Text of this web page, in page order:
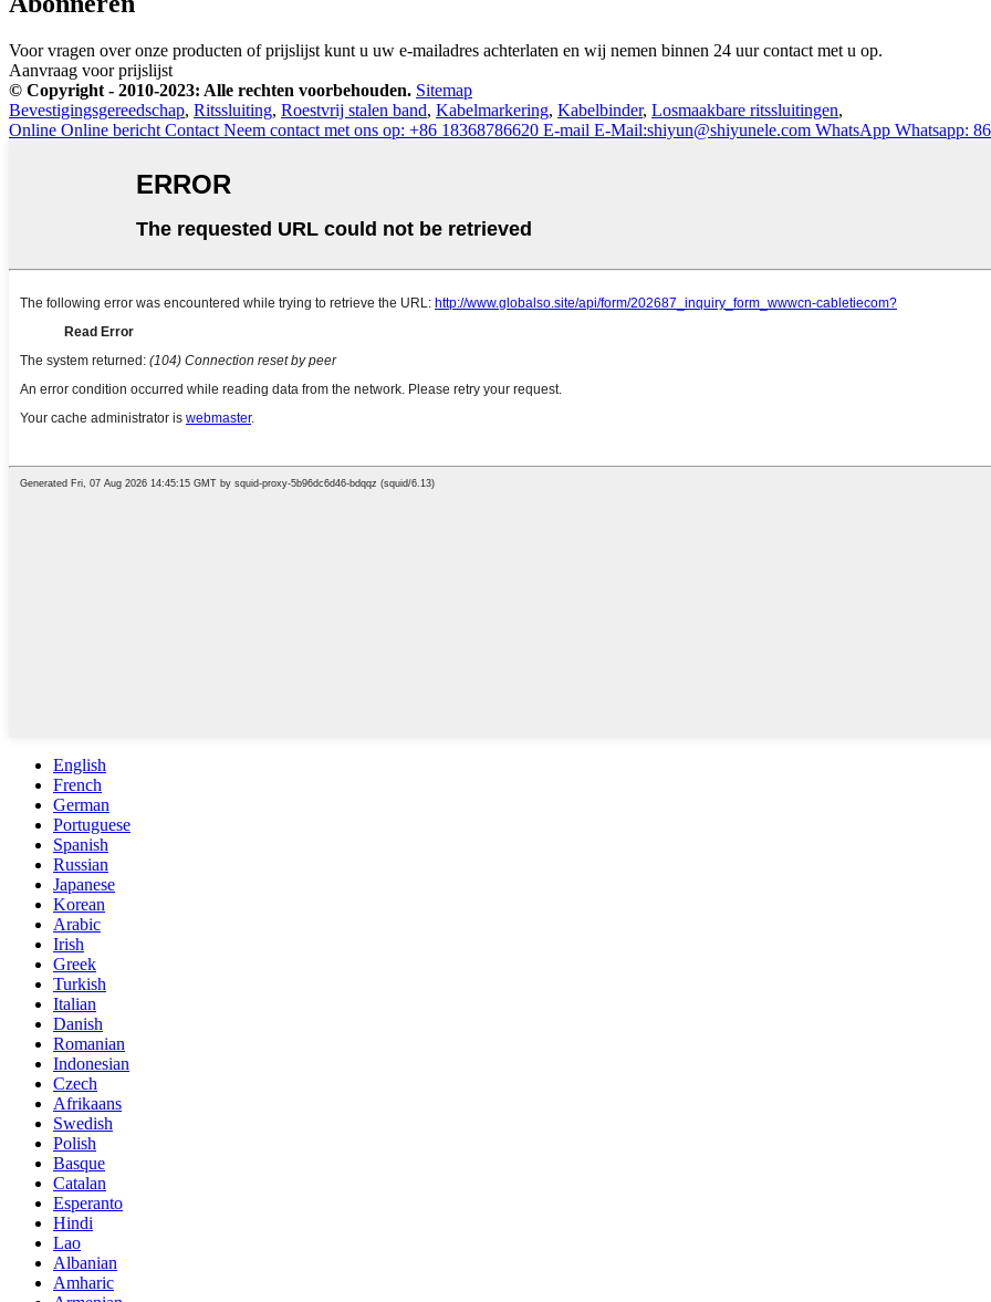
Voor vragen over onze producten of prijslijst kunt u uw e-mailadres achterlaten en wij nemen binnen 24 uur contact met u op.
Aanvraag voor prijslijst
© Copyright - 2010-2023: Alle rechten voorbehouden. Sitemap
Bevestigingsgereedschap, Ritssluiting, Roestvrij stalen band, Kabelmarkering, Kabelbinder, Losmaakbare ritssluitingen,
Online Online bericht Contact Neem contact met ons op: +86 18368786620 E-mail E-Mail:shiyun@shiyunele.com WhatsApp Whatsapp:
English
French
German
Portuguese
Spanish
Russian
Japanese
Korean
Arabic
Irish
Greek
Turkish
Italian
Danish
Romanian
Indonesian
Czech
Afrikaans
Swedish
Polish
Basque
Catalan
Esperanto
Hindi
Lao
Albanian
Amharic